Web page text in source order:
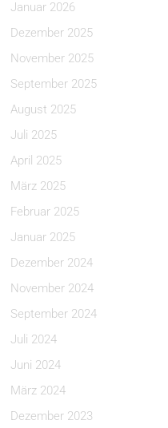
Januar 2026
Dezember 2025
November 2025
September 2025
August 2025
Juli 2025
April 2025
März 2025
Februar 2025
Januar 2025
Dezember 2024
November 2024
September 2024
Juli 2024
Juni 2024
März 2024
Dezember 2023